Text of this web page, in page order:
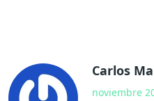
Carlos
noviembre